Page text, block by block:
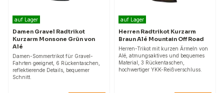
auf Lager
Damen Gravel Radtrikot
Kurzarm Monsone Grün von
Alé
Damen-Sommertrikot für Gravel-
Fahrten geeignet, 6 Rückentaschen,
reflektierende Details, bequemer
Schnitt.
auf Lager
Herren Radtrikot Kurzarm
Braun Alé Mountain Off Road
Herren-Trikot mit kurzen Ärmeln von
Alé, atmungsaktives und bequemes
Material, 3 Rückentaschen,
hochwertiger YKK-Reißverschluss.